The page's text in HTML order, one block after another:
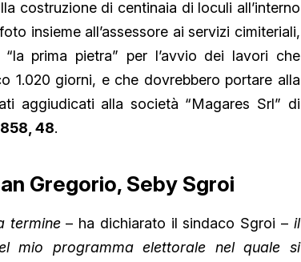
costruzione di centinaia di loculi all’interno
insieme all’assessore ai servizi cimiteriali,
prima pietra” per l’avvio dei lavori che
1.020 giorni, e che dovrebbero portare alla
aggiudicati alla società “Magares Srl” di
48.
Gregorio, Seby Sgroi
termine– ha dichiarato il sindaco Sgroi – il
mio programma elettorale nel quale si